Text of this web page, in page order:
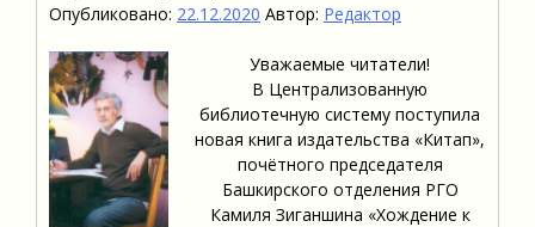
Опубликовано: 22.12.2020 Автор: Редактор
Уважаемые читатели!
В Централизованную
библиотечную систему поступила
новая книга издательства «Китап»,
почётного председателя
Башкирского отделения РГО
Камиля Зиганшина «Хождение к